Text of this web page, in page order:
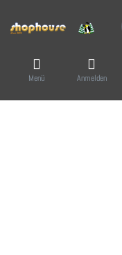
Menü Anmelden